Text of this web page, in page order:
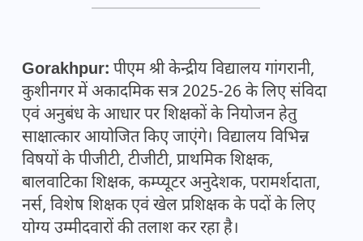
Gorakhpur: पीएम श्री केन्द्रीय विद्यालय गांगरानी,
कुशीनगर में अकादमिक सत्र 2025-26 के लिए संविदा
एवं अनुबंध के आधार पर शिक्षकों के नियोजन हेतु
साक्षात्कार आयोजित किए जाएंगे। विद्यालय विभिन्न
विषयों के पीजीटी, टीजीटी, प्राथमिक शिक्षक,
बालवाटिका शिक्षक, कम्प्यूटर अनुदेशक, परामर्शदाता,
नर्स, विशेष शिक्षक एवं खेल प्रशिक्षक के पदों के लिए
योग्य उम्मीदवारों की तलाश कर रहा है।